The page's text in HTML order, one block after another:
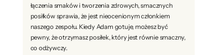
łączenia smaków i tworzenia zdrowych, smacznych
posiłków sprawia, że jest nieocenionym członkiem
naszego zespołu. Kiedy Adam gotuje, możesz być
pewny, że otrzymasz posiłek, który jest równie smaczny,
co odżywczy.